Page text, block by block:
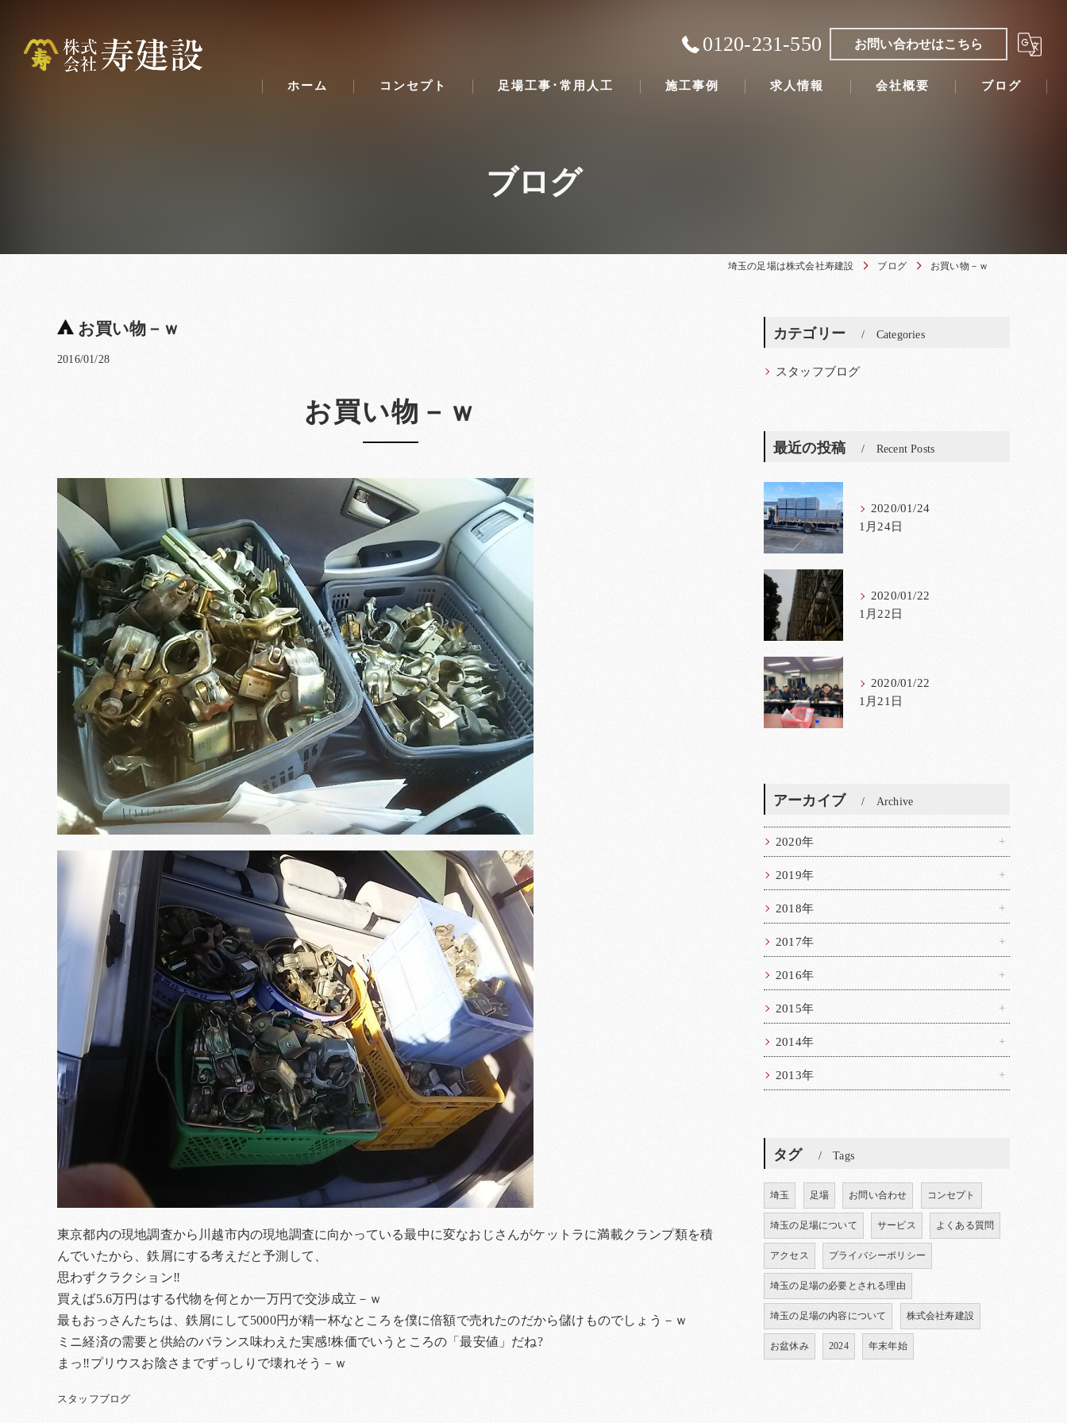
0120-231-550 お問い合わせはこちら
ホーム コンセプト 足場工事･常用人工 施工事例 求人情報 会社概要 ブログ
ブログ
埼玉の足場は株式会社寿建設 ブログ お買い物－ｗ
お買い物－ｗ
2016/01/28
お買い物－ｗ
東京都内の現地調査から川越市内の現地調査に向かっている最中に変なおじさんがケットラに満載クランプ類を積
んでいたから、鉄屑にする考えだと予測して、
思わずクラクション‼
買えば5.6万円はする代物を何とか一万円で交渉成立－ｗ
最もおっさんたちは、鉄屑にして5000円が精一杯なところを僕に倍額で売れたのだから儲けものでしょう－ｗ
ミニ経済の需要と供給のバランス味わえた実感!株価でいうところの「最安値」だね?
まっ‼プリウスお陰さまでずっしりで壊れそう－ｗ
スタッフブログ
カテゴリー Categories
スタッフブログ
最近の投稿 Recent Posts
2020/01/24
1月24日
2020/01/22
1月22日
2020/01/22
1月21日
アーカイブ Archive
2020年
2019年
2018年
2017年
2016年
2015年
2014年
2013年
タグ Tags
埼玉 足場 お問い合わせ コンセプト
埼玉の足場について サービス よくある質問
アクセス プライバシーポリシー
埼玉の足場の必要とされる理由
埼玉の足場の内容について 株式会社寿建設
お盆休み 2024 年末年始